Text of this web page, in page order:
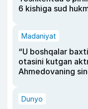
6 kishiga sud
Madaniyat
“U boshqalar
otasini kutgan
Ahmedovaning
Dunyo